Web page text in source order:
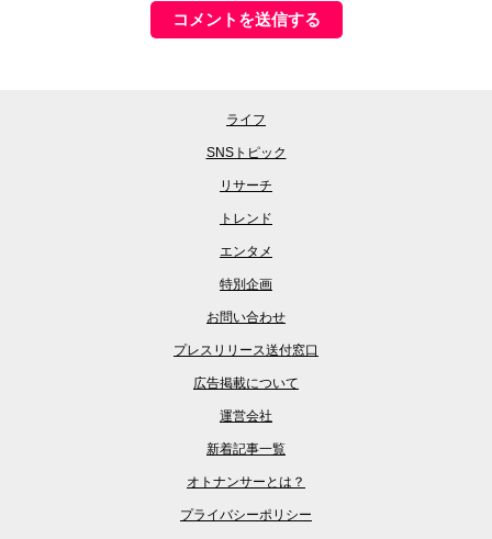
ライフ
SNSトピック
リサーチ
トレンド
エンタメ
特別企画
お問い合わせ
プレスリリース送付窓口
広告掲載について
運営会社
新着記事一覧
オトナンサーとは？
プライバシーポリシー